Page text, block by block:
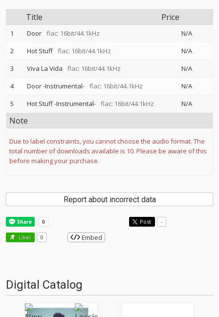
Title Price
1 Door flac: 16bit/44.1kHz
N/A
2
Hot Stuff flac: 16bit/44.1kHz
N/A
3
Viva La Vida flac: 16bit/44.1kHz
N/A
4
Door -Instrumental- flac: 16bit/44.1kHz
N/A
5
Hot Stuff -Instrumental- flac: 16bit/44.1kHz N/A
Note
Due to label constraints, you cannot choose the audio format. The
total number of downloads available is 10. Please be aware of this
before making your purchase.
Report about incorrect data
Post -
Like! 0 Embed
Digital Catalog